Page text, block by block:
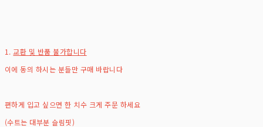
1.교환 및 반품 불가합니다
이에 동의 하시는 분들만 구매 바랍니다
편하게 입고 싶으면 한 치수 크게 주문 하세요
(수트는 대부분 슬림핏)